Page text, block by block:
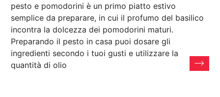
pesto e pomodorini è un primo piatto estivo
semplice da preparare, in cui il profumo del basilico
incontra la dolcezza dei pomodorini maturi.
Preparando il pesto in casa puoi dosare gli
ingredienti secondo i tuoi gusti e utilizzare la
quantità di olio